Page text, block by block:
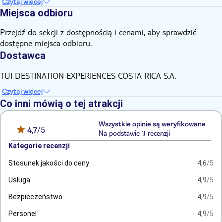
Jedzenie dodatkowo płatne
Jedzenie i napoje nie są zawarte w cenie
Wycieczka zależna od warunków pogodowych
Wszystkie godziny są orientacyjne i mogą ulec zmianie
Anglojęzyczny przewodnik dla wszystkich narodowości
Miejsca odbioru
Przejdź do sekcji z dostępnością i cenami, aby sprawdzić
dostępne miejsca odbioru.
Dostawca
TUI DESTINATION EXPERIENCES COSTA RICA S.A.
Czytaj więcej
Co inni mówią o tej atrakcji
4,7/5
Wszystkie opinie są weryfikowane
Na podstawie 3 recenzji
Kategorie recenzji
Stosunek jakości do ceny 4,6/5
Usługa 4,9/5
Bezpieczeństwo 4,9/5
Personel 4,9/5